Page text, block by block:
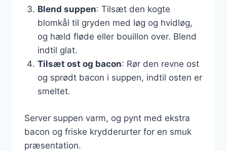
Blend suppen: Tilsæt den kogte
blomkål til gryden med løg og hvidløg,
og hæld fløde eller bouillon over. Blend
indtil glat.
Tilsæt ost og bacon: Rør den revne ost
og sprødt bacon i suppen, indtil osten er
smeltet.
Server suppen varm, og pynt med ekstra
bacon og friske krydderurter for en smuk
præsentation.